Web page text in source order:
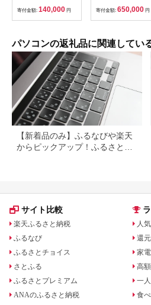
ホワイト
【1706815】
寄付金額: 140,000 円 寄付金額: 650,000 円
パソコンの返礼品に関連してい
【新着品のみ】ふるなびや楽天
からピックアップ！ふるさと納
サイト比較
楽天ふるさと納税
ふるなび
ふるさとチョイス
さとふる
ふるさとプレミアム
ANAのふるさと納税
人
還
家
高
一
食